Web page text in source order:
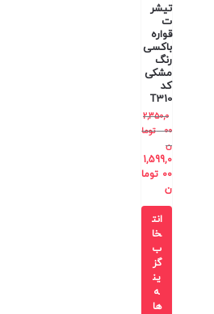
تیشر
ت
قواره
باکسی
رنگ
مشکی
کد
T310
2,350,0
00
توما
ن
1,599,0
00 توما
ن
انت
خا
ب
گز
ین
ه
ها